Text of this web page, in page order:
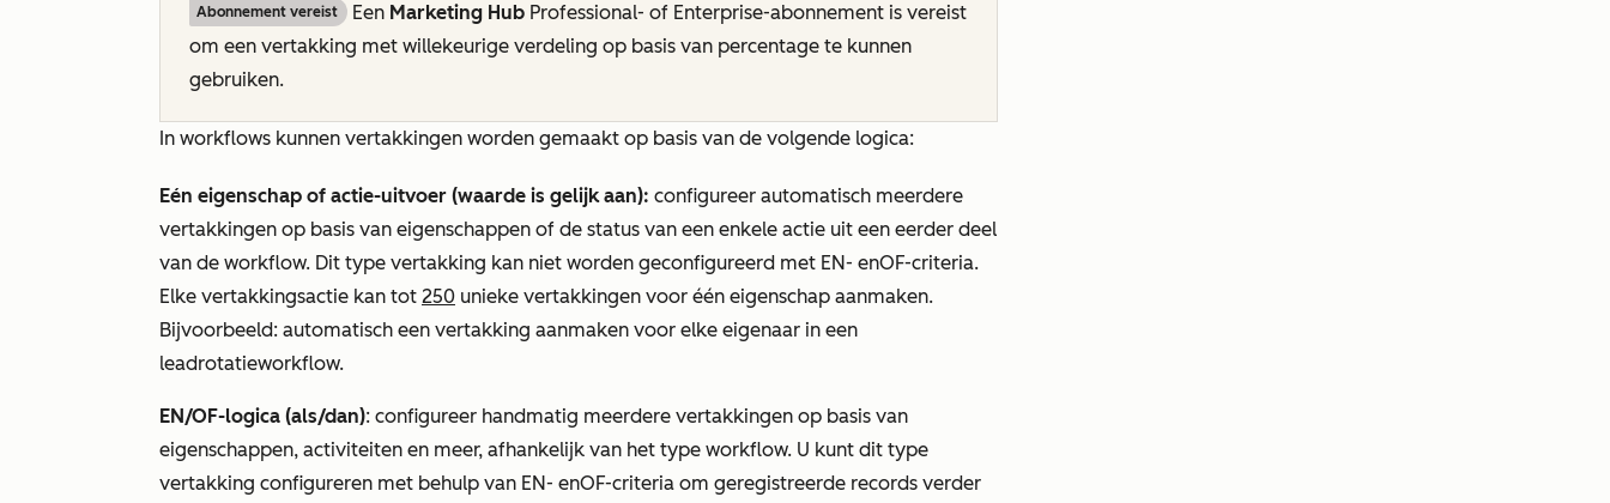
Abonnement vereist Een Marketing Hub Professional- of Enterprise-abonnement is vereist
om een vertakking met willekeurige verdeling op basis van percentage te kunnen
gebruiken.
In workflows kunnen vertakkingen worden gemaakt op basis van de volgende logica:
Eén eigenschap of actie-uitvoer (waarde is gelijk aan): configureer automatisch meerdere
vertakkingen op basis van eigenschappen of de status van een enkele actie uit een eerder deel
van de workflow. Dit type vertakking kan niet worden geconfigureerd met EN- enOF-criteria.
Elke vertakkingsactie kan tot 250 unieke vertakkingen voor één eigenschap aanmaken.
Bijvoorbeeld: automatisch een vertakking aanmaken voor elke eigenaar in een
leadrotatieworkflow.
EN/OF-logica (als/dan): configureer handmatig meerdere vertakkingen op basis van
eigenschappen, activiteiten en meer, afhankelijk van het type workflow. U kunt dit type
vertakking configureren met behulp van EN- enOF-criteria om geregistreerde records verder